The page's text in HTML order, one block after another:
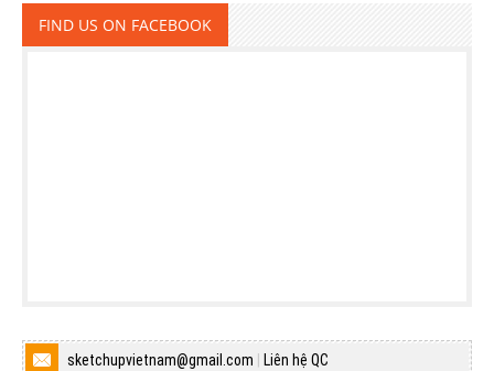
FIND US ON FACEBOOK
sketchupvietnam@gmail.com Liên hệ QC